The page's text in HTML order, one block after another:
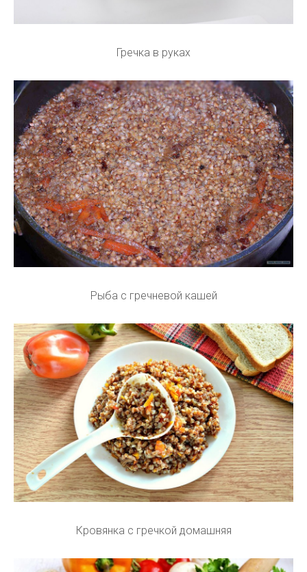
Гречка в руках
Рыба с гречневой кашей
Кровянка с гречкой домашняя